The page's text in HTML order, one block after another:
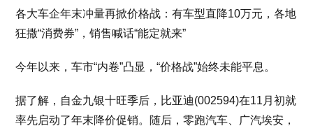
各大车企年末冲量再掀价格战：有车型直降10万元，各地
狂撒“消费券”，销售喊话“能定就来”
今年以来，车市“内卷”凸显，“价格战”始终未能平息。
据了解，自金九银十旺季后，比亚迪(002594)在11月初就
率先启动了年末降价促销。随后，零跑汽车、广汽埃安，